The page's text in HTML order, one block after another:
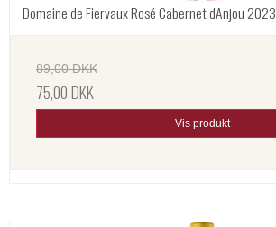
Domaine de Fiervaux Rosé Cabernet d'Anjou 2023
89,00 DKK
75,00 DKK
Vis produkt